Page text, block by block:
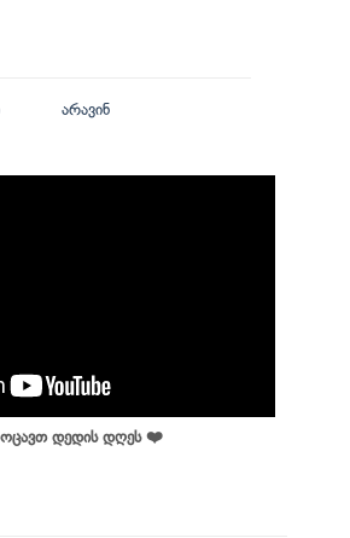
არავინ
დედის დღეს ❤️